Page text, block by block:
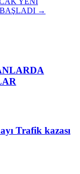
→
Trafik kazası